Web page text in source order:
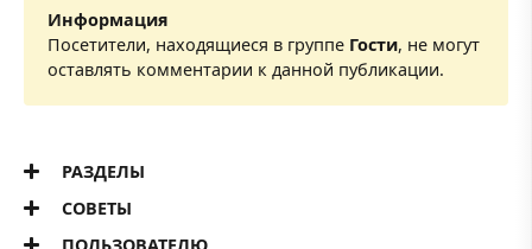
Информация
Посетители, находящиеся в группе Гости, не могут
оставлять комментарии к данной публикации.
РАЗДЕЛЫ
СОВЕТЫ
ПОЛЬЗОВАТЕЛЮ